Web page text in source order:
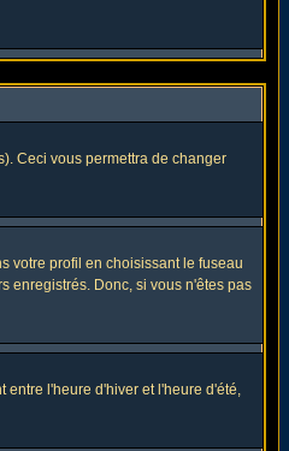
Ceci vous permettra de changer
votre profil en choisissant le fuseau
enregistrés. Donc, si vous n'êtes pas
entre l'heure d'hiver et l'heure d'été,